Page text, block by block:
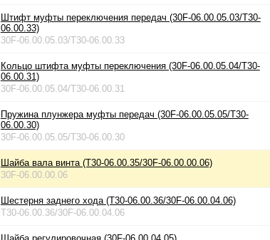
Штифт муфты переключения передач (30F-06.00.05.03/T30-
06.00.33)
30F-06.00.05.03/T30-06.00.33
Кольцо штифта муфты переключения (30F-06.00.05.04/T30-
06.00.31)
30F-06.00.05.04/T30-06.00.31
Пружина плунжера муфты передач (30F-06.00.05.05/T30-
06.00.30)
30F-06.00.05.05/T30-06.00.30
Шайба вала винта (T30-06.00.35/30F-06.00.00.06)
30F-06.00.00.06
Шестерня заднего хода (T30-06.00.36/30F-06.00.04.06)
T30-06.00.36/30F-06.00.04.06